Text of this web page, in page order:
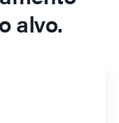
alvo.